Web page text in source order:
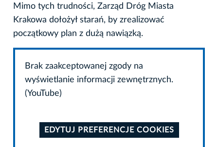
Mimo tych trudności, Zarząd Dróg Miasta
Krakowa dołożył starań, by zrealizować
początkowy plan z dużą nawiązką.
Brak zaakceptowanej zgody na
wyświetlanie informacji zewnętrznych.
(YouTube)
EDYTUJ PREFERENCJE COOKIES